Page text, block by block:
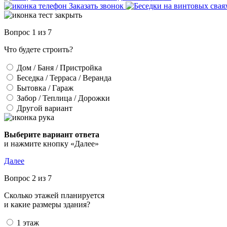
Заказать звонок
Вопрос 1 из 7
Что будете строить?
Дом / Баня / Пристройка
Беседка / Терраса / Веранда
Бытовка / Гараж
Забор / Теплица / Дорожки
Другой вариант
Выберите вариант ответа
и нажмите кнопку «Далее»
Далее
Вопрос 2 из 7
Сколько этажей планируется
и какие размеры здания?
1 этаж